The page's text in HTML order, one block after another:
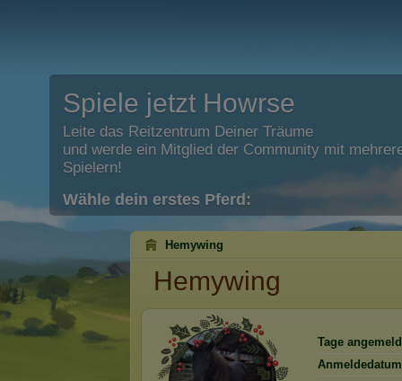
Spiele jetzt Howrse
Leite das Reitzentrum Deiner Träume
und werde ein Mitglied der Community mit
Spielern!
Wähle dein erstes Pferd:
Hemywing
Hemywing
Tage